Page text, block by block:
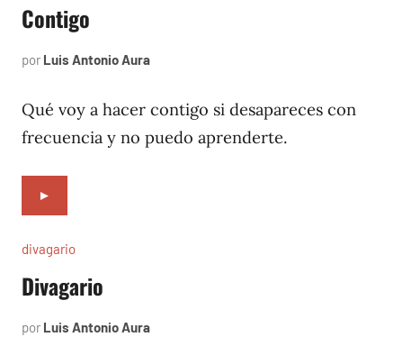
Contigo
por Luis Antonio Aura
1996
Qué voy a hacer contigo si desapareces con
frecuencia y no puedo aprenderte.
►
divagario
Divagario
por Luis Antonio Aura